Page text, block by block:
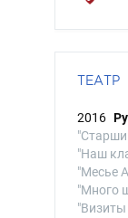
ТЕАТР
2016
"Наш
"Месье
"Много
"Визиты